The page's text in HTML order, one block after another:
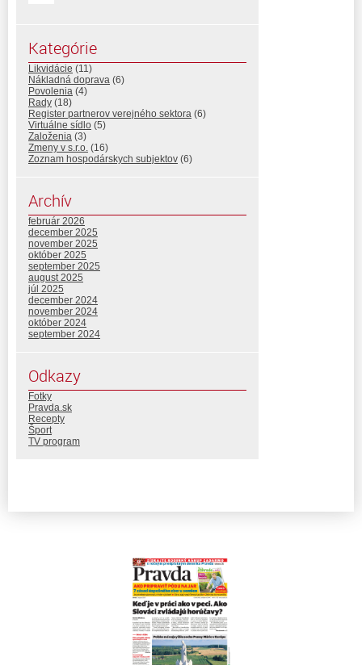
Kategórie
Likvidácie (11)
Nákladná doprava (6)
Povolenia (4)
Rady (18)
Register partnerov verejného sektora (6)
Virtuálne sídlo (5)
Založenia (3)
Zmeny v s.r.o. (16)
Zoznam hospodárskych subjektov (6)
Archív
február 2026
december 2025
november 2025
október 2025
september 2025
august 2025
júl 2025
december 2024
november 2024
október 2024
september 2024
Odkazy
Fotky
Pravda.sk
Recepty
Šport
TV program